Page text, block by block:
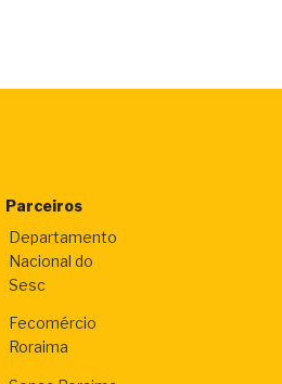
Parceiros
Departamento
Nacional do
Sesc
Fecomércio
Roraima